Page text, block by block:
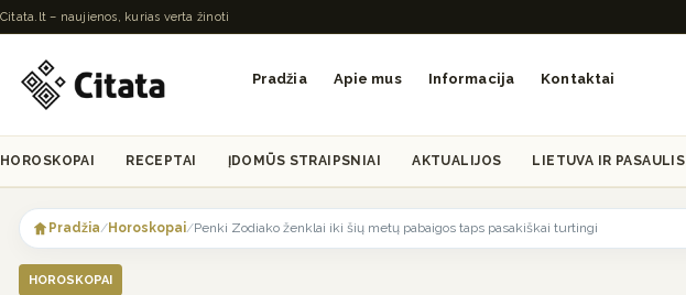
Citata.lt – naujienos, kurias verta žinoti
Pradžia Apie mus Informacija Kontaktai
HOROSKOPAI RECEPTAI ĮDOMŪS STRAIPSNIAI AKTUALIJOS LIETUVA IR PASAULIS
Pradžia/Horoskopai/Penki Zodiako ženklai iki šių metų pabaigos taps pasakiškai turtingi
HOROSKOPAI